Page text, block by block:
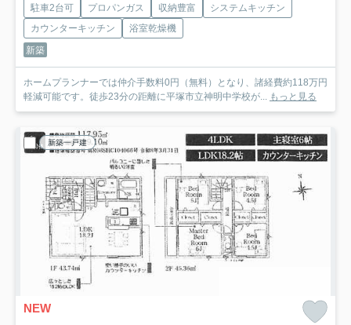
駐車2台可 プロパンガス 収納豊富
システムキッチン
カウンターキッチン
浴室乾燥機
新築
ホームプランナーでは仲介手数料0円（無料）となり、諸経費約118万円
軽減可能です。徒歩23分の距離に平塚市立神明中学校が... もっと見る
新築一戸建
NEW